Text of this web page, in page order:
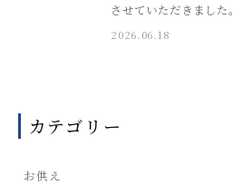
させていただきました。
2026.06.18
カテゴリー
お供え